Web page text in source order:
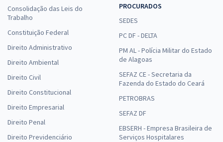
Consolidação das Leis do
Trabalho
Constituição Federal
Direito Administrativo
Direito Ambiental
Direito Civil
Direito Constitucional
Direito Empresarial
Direito Penal
Direito Previdenciário
PROCURADOS
SEDES
PC DF - DELTA
PM AL - Polícia Militar do Estado
de Alagoas
SEFAZ CE - Secretaria da
Fazenda do Estado do Ceará
PETROBRAS
SEFAZ DF
EBSERH - Empresa Brasileira de
Serviços Hospitalares